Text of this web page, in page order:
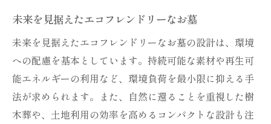
未来を見据えたエコフレンドリーなお墓
未来を見据えたエコフレンドリーなお墓の設計は、環境
への配慮を基本としています。持続可能な素材や再生可
能エネルギーの利用など、環境負荷を最小限に抑える手
法が求められます。また、自然に還ることを重視した樹
木葬や、土地利用の効率を高めるコンパクトな設計も注